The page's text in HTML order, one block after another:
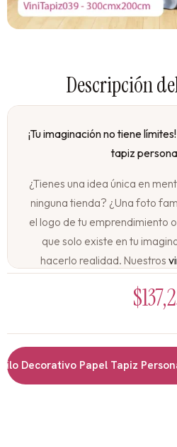
¡Tu imaginación no tiene
tapiz
¿Tienes una idea única en
ninguna tienda? ¿Una foto
el logo de tu emprendimiento
que solo existe en tu
hacerlo realidad. Nuestros
imagen, foto o diseño en
Tu pared, tu
$
Decorativo Papel Tapiz